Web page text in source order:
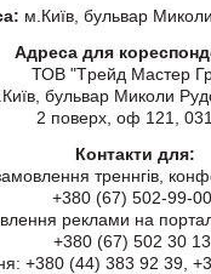
м.Київ, бульвар
Адреса для
ТОВ "Tрейд Мастер
бульвар Миколи
2 поверх, оф 121,
Контакти для:
треннгів,
+380 (67) 502-99-00,
реклами на
+380 (67) 502 30 13,
+380 (44) 383 92 39,